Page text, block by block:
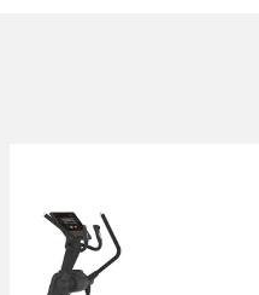
FOREMAN
PP790M
PP790M